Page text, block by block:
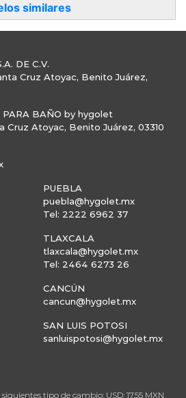
similares
DE C.V.
Cruz Atoyac, Benito Juárez,
PARA BAÑO by hygolet
Cruz Atoyac, Benito Juárez, 03310
PUEBLA
puebla@hygolet.mx
Tel: 2222 6962 37
TLAXCALA
tlaxcala@hygolet.mx
Tel: 2464 6273 26
CANCÚN
cancun@hygolet.mx
SAN LUIS POTOSI
sanluispotosi@hygolet.mx
tipo de cambio: USD: 17.55 MXN,